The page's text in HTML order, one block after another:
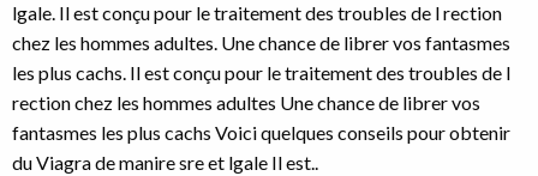
lgale. Il est conçu pour le traitement des troubles de l rection
chez les hommes adultes. Une chance de librer vos fantasmes
les plus cachs. Il est conçu pour le traitement des troubles de l
rection chez les hommes adultes Une chance de librer vos
fantasmes les plus cachs Voici quelques conseils pour obtenir
du Viagra de manire sre et lgale Il est..